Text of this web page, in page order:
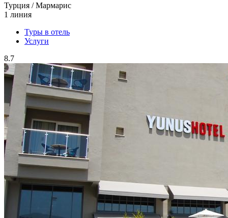
Турция / Мармарис
1 линия
Туры в отель
Услуги
8.7